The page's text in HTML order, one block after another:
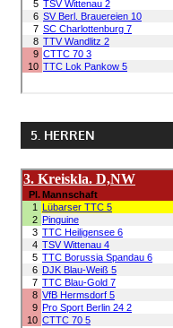
5. HERREN